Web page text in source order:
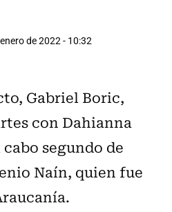
de 2022 - 10:32
Gabriel Boric,
con Dahianna
segundo de
Naín, quien fue